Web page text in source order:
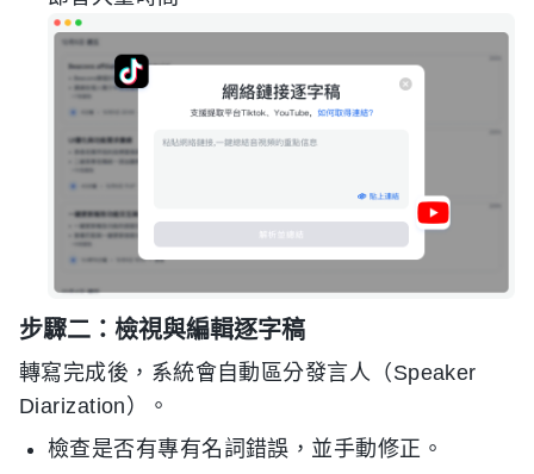
步驟二：檢視與編輯逐字稿
轉寫完成後，系統會自動區分發言人（Speaker
Diarization）。
檢查是否有專有名詞錯誤，並手動修正。